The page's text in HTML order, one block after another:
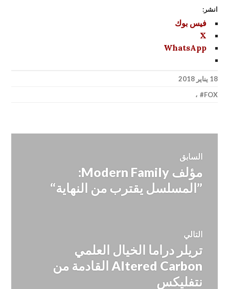
انشر:
فيس بوك
X
WhatsApp
18 يناير 2018
،
FOX
تصفّح
المقالات
السابق
المقالة
السابقة:
مؤلف Modern Family:
”المسلسل يقترب من النهاية“
التالي
المقالة
التالية:
تريلر دراما الخيال العلمي
Altered Carbon القادمة من
نتفليكس